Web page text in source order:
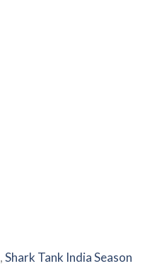
,Shark Tank India Season